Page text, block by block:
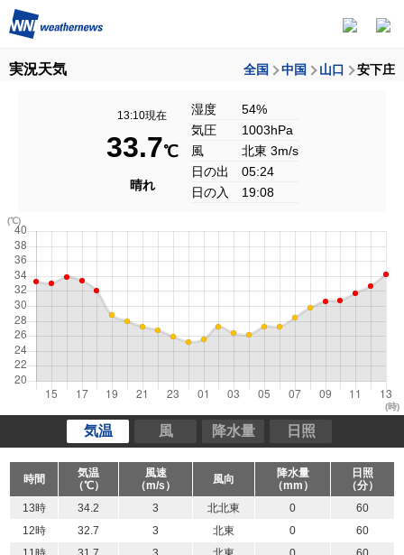
実況天気 全国 中国 山口 安下庄
13:10現在
33.7℃
晴れ
湿度
54%
気圧
1003hPa
風
北東 3m/s
日の出
05:24
日の入
19:08
(時)
(℃)
気温 風 降水量 日照
時間
気温
（℃）
風速
（m/s）
風向
降水量
（mm）
日照
（分）
13時
34.2 3 北北東 0
60
12時
32.7 3 北東 0
60